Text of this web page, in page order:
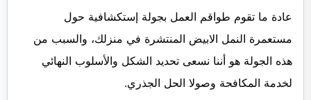
عادة ما تقوم طواقم العمل بجولة إستكشافية حول
مستعمرة النمل الابيض المنتشرة في منزلك، والسبب من
هذه الجولة هو أننا نسعى تحديد الشكل والأسلوب النهائي
لخدمة المكافحة وصولا الحل الجذري.